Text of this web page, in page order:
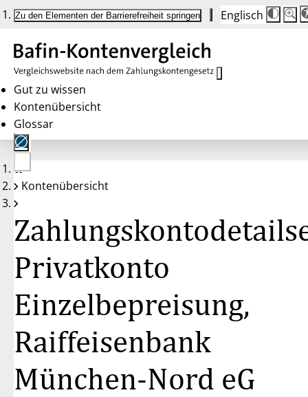
Zu den Elementen der Barrierefreiheit springen Englisch
Die
auf
100
100
Gut zu wissen
Kontenübersicht
Glossar
Keine
Konten
Kontenübersicht
Privatkonto
Einzelbepreisung,
Raiffeisenbank
München-Nord eG